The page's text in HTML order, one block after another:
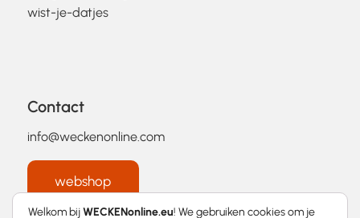
wist-je-datjes
Contact
info@weckenonline.com
webshop
Welkom bijWECKENonline.eu! We gebruiken cookies om je